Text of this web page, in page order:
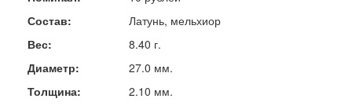
Состав:
Латунь, мельхиор
Вес:
8.40 г.
Диаметр:
27.0 мм.
Толщина:
2.10 мм.